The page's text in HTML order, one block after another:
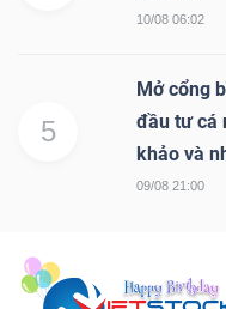
10/08 06:02
5
Mở cổng
đầu tư cá
khảo và
09/08 21:00